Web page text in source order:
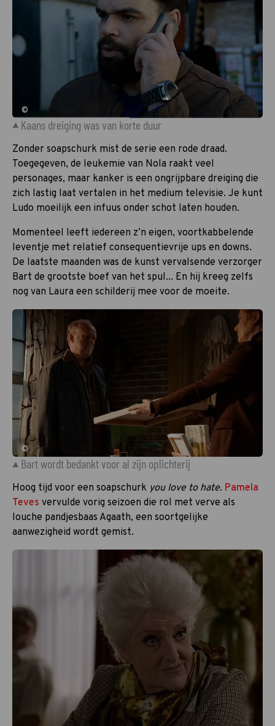
©
Kaans dreiging was van korte duur
Zonder soapschurk mist de serie een rode draad.
Toegegeven, de leukemie van Nola raakt veel
personages, maar kanker is een ongrijpbare dreiging die
zich lastig laat vertalen in het medium televisie. Je kunt
Ludo moeilijk een infuus onder schot laten houden.
Momenteel leeft iedereen z’n eigen, voortkabbelende
leventje met relatief consequentievrije ups en downs.
De laatste maanden was de kunst vervalsende verzorger
Bart de grootste boef van het spul... En hij kreeg zelfs
nog van Laura een schilderij mee voor de moeite.
©
Bart wordt bedankt voor al zijn oplichterij
Hoog tijd voor een soapschurk you love to hate. Pamela
Teves vervulde vorig seizoen die rol met verve als
louche pandjesbaas Agaath, een soortgelijke
aanwezigheid wordt gemist.